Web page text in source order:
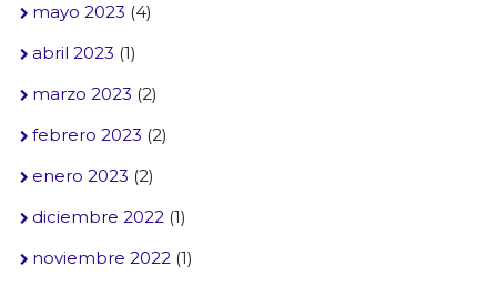
mayo 2023 (4)
abril 2023 (1)
marzo 2023 (2)
febrero 2023 (2)
enero 2023 (2)
diciembre 2022(1)
noviembre 2022(1)